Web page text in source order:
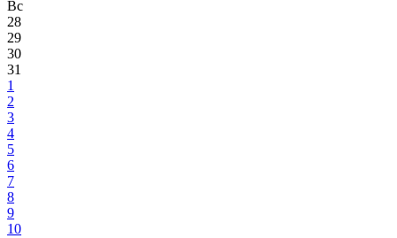
Вс
28
29
30
31
1
2
3
4
5
6
7
8
9
10